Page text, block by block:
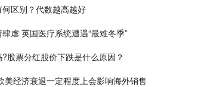
区别？代数越高越好
虐 英国医疗系统遭遇“最难冬季”
股票分红股价下跌是什么原因？
美经济衰退一定程度上会影响海外销售